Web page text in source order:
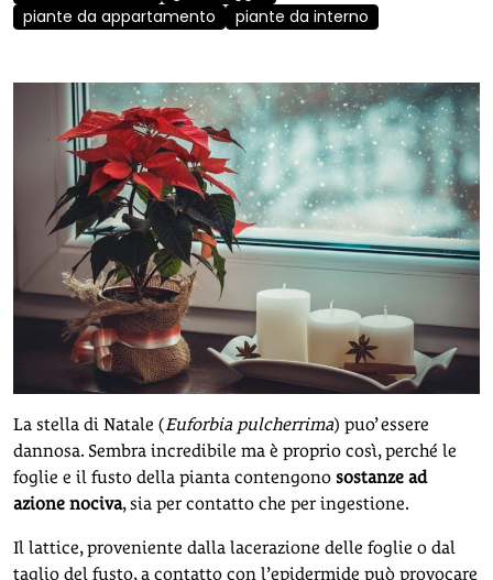
piante da appartamento
piante da interno
La stella di Natale (Euforbia pulcherrima) puo’ essere
dannosa. Sembra incredibile ma è proprio così, perché le
foglie e il fusto della pianta contengono sostanze ad
azione nociva, sia per contatto che per ingestione.
Il lattice, proveniente dalla lacerazione delle foglie o dal
taglio del fusto, a contatto con l’epidermide può provocare